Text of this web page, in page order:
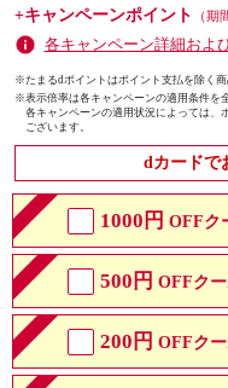
+キャンペーンポイント
（期
各キャンペーン詳細およ
※たまるdポイントはポイント支払を除く商
※表示倍率は各キャンペーンの適用条件を
各キャンペーンの適用状況によっては、
ございます。
dカードで
1000円 OFFク
500円 OFFク
200円 OFFク